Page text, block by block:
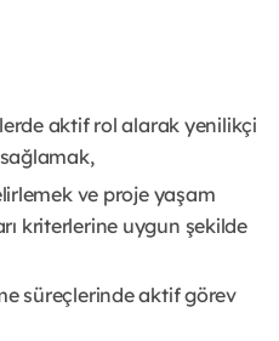
aktif rol alarak yenilikçi
ve proje yaşam
kriterlerine uygun şekilde
süreçlerinde aktif görev